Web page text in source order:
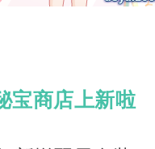
宝商店上新啦